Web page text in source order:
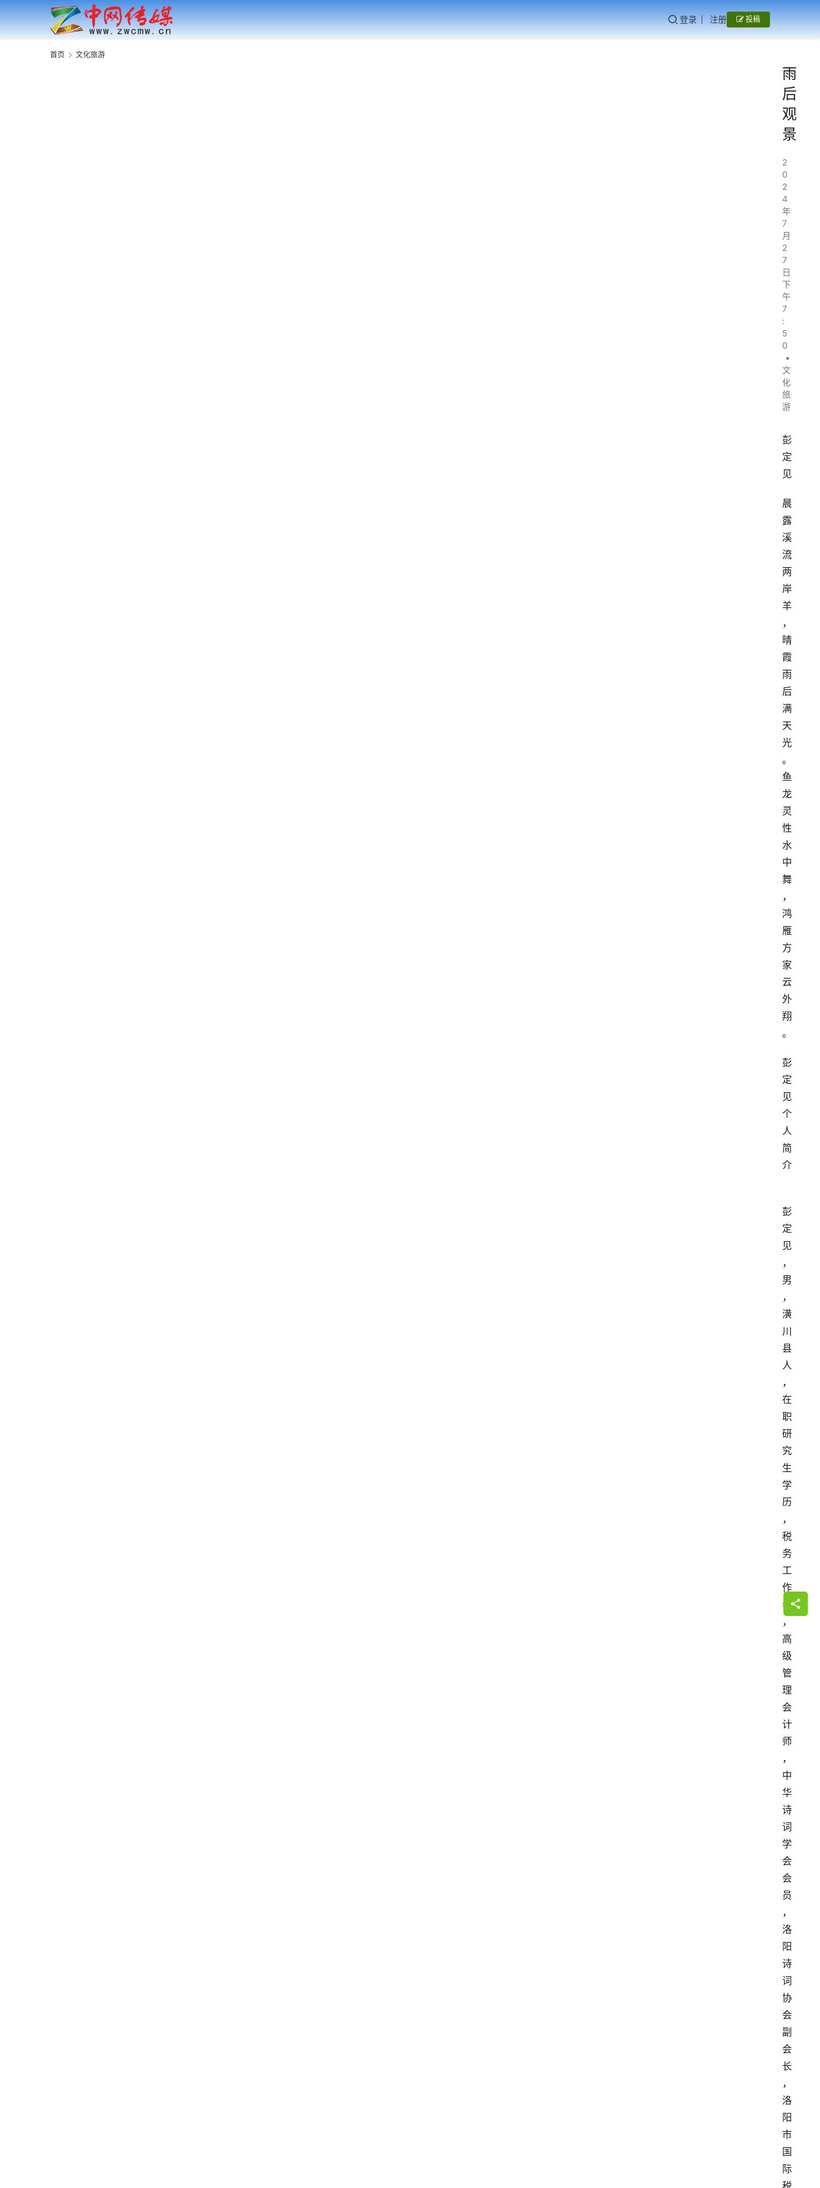
登录 注册 投稿
首页 文化旅游
雨
后
观
景
2
0
2
4
年
7
月
2
7
日
下
午
7
:
5
0
•
文
化
旅
游
彭
定
见
晨
露
溪
流
两
岸
羊
，
晴
霞
雨
后
满
天
光
。
鱼
龙
灵
性
水
中
舞
，
鸿
雁
方
家
云
外
翔
。
彭
定
见
个
人
简
介
彭
定
见
，
男
，
潢
川
县
人
，
在
职
研
究
生
学
历
，
税
务
工
作
者
，
高
级
管
理
会
计
师
，
中
华
诗
词
学
会
会
员
，
洛
阳
诗
词
协
会
副
会
长
，
洛
阳
市
国
际
税